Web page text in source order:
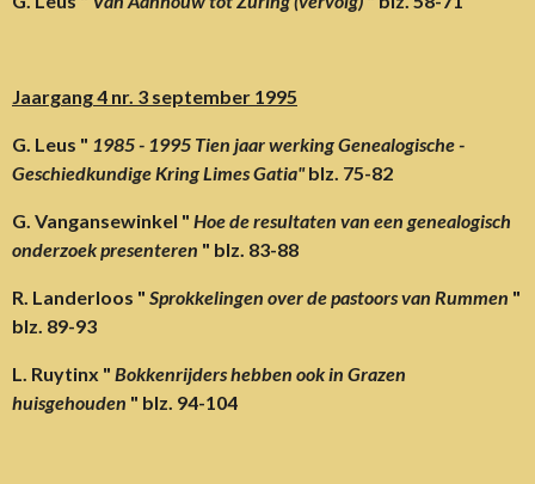
Jaargang 4 nr. 3 september 1995
G. Leus " 1985 - 1995 Tien jaar werking Genealogische -
Geschiedkundige Kring Limes Gatia"blz. 75-82
G. Vangansewinkel " Hoe de resultaten van een genealogisch
onderzoek presenteren " blz. 83-88
R. Landerloos " Sprokkelingen over de pastoors van Rummen "
blz. 89-93
L. Ruytinx " Bokkenrijders hebben ook in Grazen
huisgehouden " blz. 94-104